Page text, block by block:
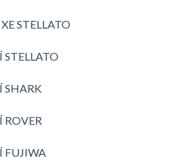
STELLATO
SHARK
FUJIWA